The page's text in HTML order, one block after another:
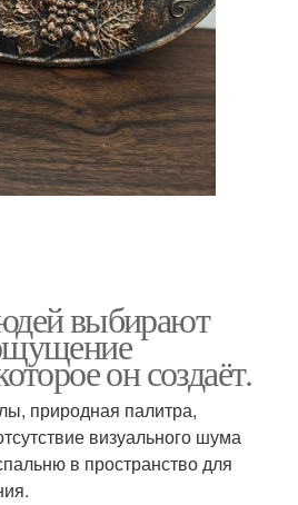
выбирают
он создаёт.
природная палитра,
визуального шума
в пространство для